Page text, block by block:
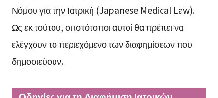
Νόμου για την Ιατρική (Japanese Medical Law).
Ως εκ τούτου, οι ιστότοποι αυτοί θα πρέπει να
ελέγχουν το περιεχόμενο των διαφημίσεων που
δημοσιεύουν.